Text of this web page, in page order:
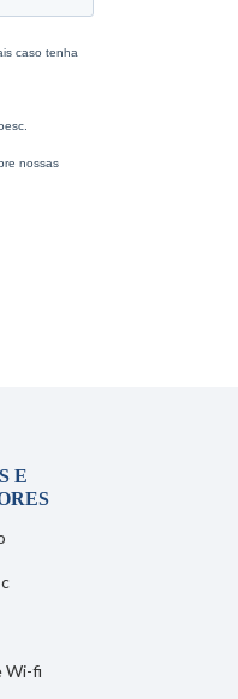
E
Wi-fi